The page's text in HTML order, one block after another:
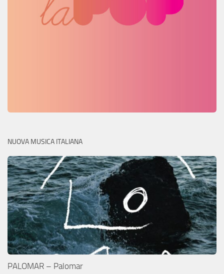
NUOVA MUSICA ITALIANA
PALOMAR – Palomar